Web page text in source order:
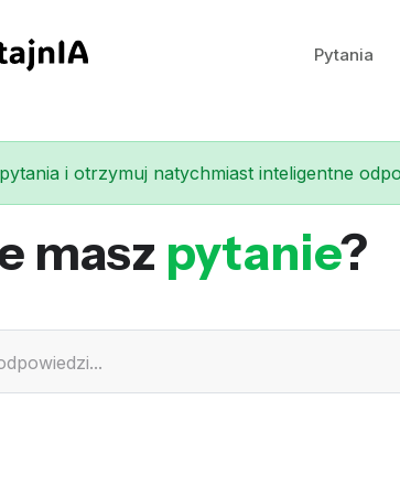
Pytania
i otrzymuj natychmiast inteligentne
masz pytanie?